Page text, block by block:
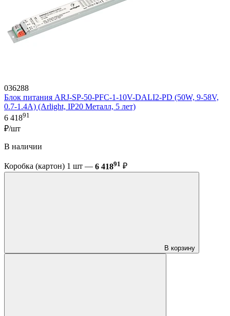
036288
Блок питания ARJ-SP-50-PFC-1-10V-DALI2-PD (50W, 9-58V,
0.7-1.4A) (Arlight, IP20 Металл, 5 лет)
6 41891
₽/шт
В наличии
Коробка (картон) 1 шт — 6 41891 ₽
В корзину